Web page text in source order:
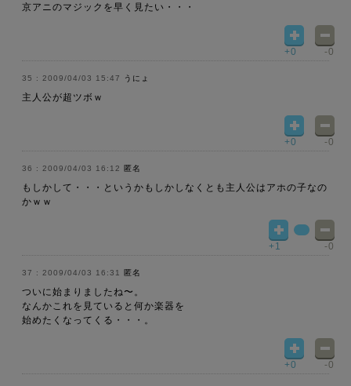
京アニのマジックを早く見たい・・・
+0 -0
2009/04/03 15:47 うにょ
主人公が超ツボｗ
+0 -0
2009/04/03 16:12 匿名
もしかして・・・というかもしかしなくとも主人公はアホの子なの
かｗｗ
+1 -0
2009/04/03 16:31 匿名
ついに始まりましたね〜。
なんかこれを見ていると何か楽器を
始めたくなってくる・・・。
+0 -0